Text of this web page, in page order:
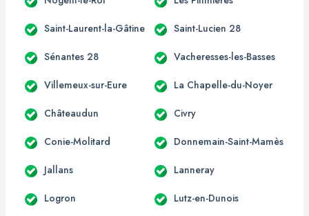
Saint-Laurent-la-Gâtine Saint-Lucien 28
Sénantes 28 Vacheresses-les-Basses
Villemeux-sur-Eure La Chapelle-du-Noyer
Châteaudun Civry
Conie-Molitard Donnemain-Saint-Mamès
Jallans Lanneray
Logron Lutz-en-Dunois